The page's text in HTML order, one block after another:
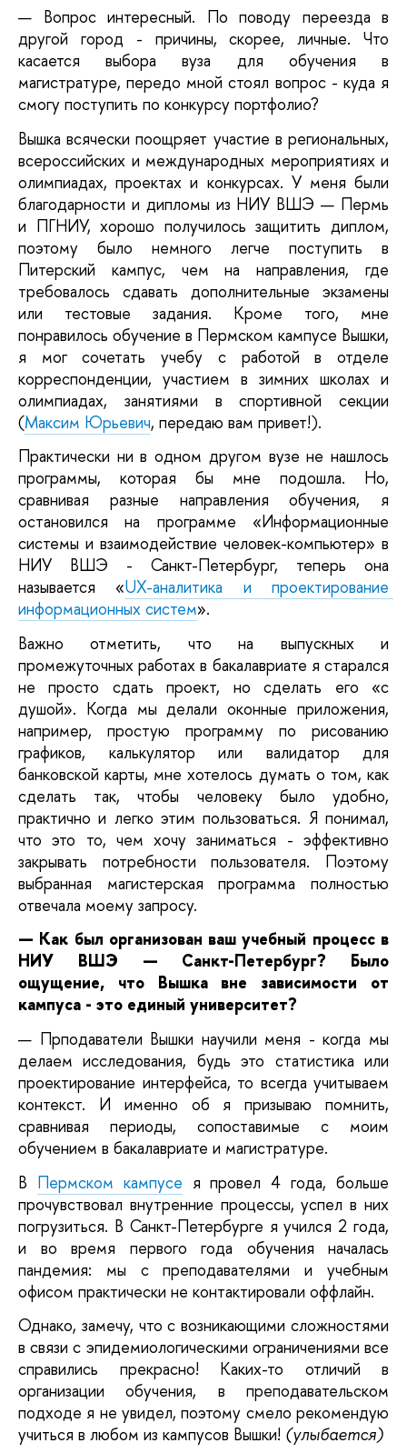
— Вопрос интересный. По поводу переезда в
другой город - причины, скорее, личные. Что
касается выбора вуза для обучения в
магистратуре, передо мной стоял вопрос - куда я
смогу поступить по конкурсу портфолио?
Вышка всячески поощряет участие в региональных,
всероссийских и международных мероприятиях и
олимпиадах, проектах и конкурсах. У меня были
благодарности и дипломы из НИУ ВШЭ — Пермь
и ПГНИУ, хорошо получилось защитить диплом,
поэтому было немного легче поступить в
Питерский кампус, чем на направления, где
требовалось сдавать дополнительные экзамены
или тестовые задания. Кроме того, мне
понравилось обучение в Пермском кампусе Вышки,
я мог сочетать учебу с работой в отделе
корреспонденции, участием в зимних школах и
олимпиадах, занятиями в спортивной секции
(Максим Юрьевич, передаю вам привет!).
Практически ни в одном другом вузе не нашлось
программы, которая бы мне подошла. Но,
сравнивая разные направления обучения, я
остановился на программе «Информационные
системы и взаимодействие человек-компьютер» в
НИУ ВШЭ - Санкт-Петербург, теперь она
называется «UX-аналитика и проектирование
информационных систем».
Важно отметить, что на выпускных и
промежуточных работах в бакалавриате я старался
не просто сдать проект, но сделать его «с
душой». Когда мы делали оконные приложения,
например, простую программу по рисованию
графиков, калькулятор или валидатор для
банковской карты, мне хотелось думать о том, как
сделать так, чтобы человеку было удобно,
практично и легко этим пользоваться. Я понимал,
что это то, чем хочу заниматься - эффективно
закрывать потребности пользователя. Поэтому
выбранная магистерская программа полностью
отвечала моему запросу.
— Как был организован ваш учебный процесс в
НИУ ВШЭ — Санкт-Петербург? Было
ощущение, что Вышка вне зависимости от
кампуса - это единый университет?
— Прподаватели Вышки научили меня - когда мы
делаем исследования, будь это статистика или
проектирование интерфейса, то всегда учитываем
контекст. И именно об я призываю помнить,
сравнивая периоды, сопоставимые с моим
обучением в бакалавриате и магистратуре.
В Пермском кампусе я провел 4 года, больше
прочувствовал внутренние процессы, успел в них
погрузиться. В Санкт-Петербурге я учился 2 года,
и во время первого года обучения началась
пандемия: мы с преподавателями и учебным
офисом практически не контактировали оффлайн.
Однако, замечу, что с возникающими сложностями
в связи с эпидемиологическими ограничениями все
справились прекрасно! Каких-то отличий в
организации обучения, в преподавательском
подходе я не увидел, поэтому смело рекомендую
учиться в любом из кампусов Вышки! (улыбается)